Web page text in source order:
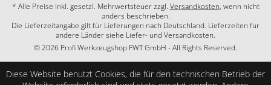
* Alle Preise inkl. gesetzl. Mehrwertsteuer zzgl. Versandkosten, wenn nicht
anders beschrieben.
Die Lieferzeitangabe gilt für Lieferungen nach Deutschland. Lieferzeiten für
andere Länder siehe Liefer- und Versandkosten.
© 2026 Profi Werkzeugshop FWT GmbH - All Rights Reserved.
Diese Website benutzt Cookies, die für den technischen Betrieb der